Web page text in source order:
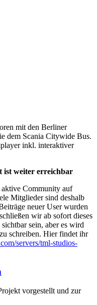
mit den Berliner
dem Scania Citywide Bus.
inkl. interaktiver
ist weiter erreichbar
aktive Community auf
Mitglieder sind deshalb
neuer User wurden
wir ab sofort dieses
sein, aber es wird
schreiben. Hier findet ihr
servers/tml-studios-
vorgestellt und zur